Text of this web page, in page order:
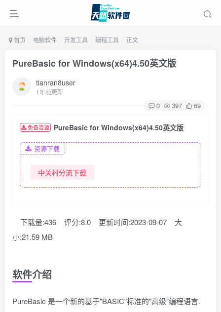
首页 电脑软件 开发工具 编程工具 正文
PureBasic for Windows(x64)4.50英文版
tianran8user
1年前更新
0 397 69
免费资源 PureBasic for Windows(x64)4.50英文版
资源下载
中关村分流下载
下载量:436 评分:8.0 更新时间:2023-09-07
大
小:21.59 MB
软件介绍
PureBasic 是一个新的基于"BASIC"标准的"高级"编程语言.